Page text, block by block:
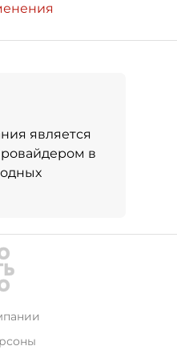
является
в